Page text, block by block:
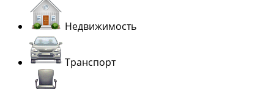
Недвижимость
Транспорт